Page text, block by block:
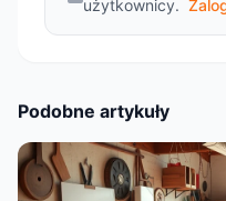
użytkownicy.
Podobne artykuły